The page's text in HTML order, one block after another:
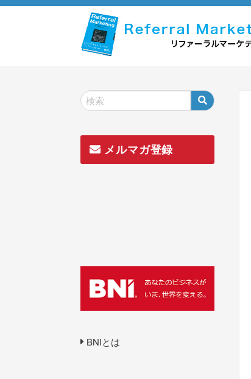
メルマガ登録
BNIとは